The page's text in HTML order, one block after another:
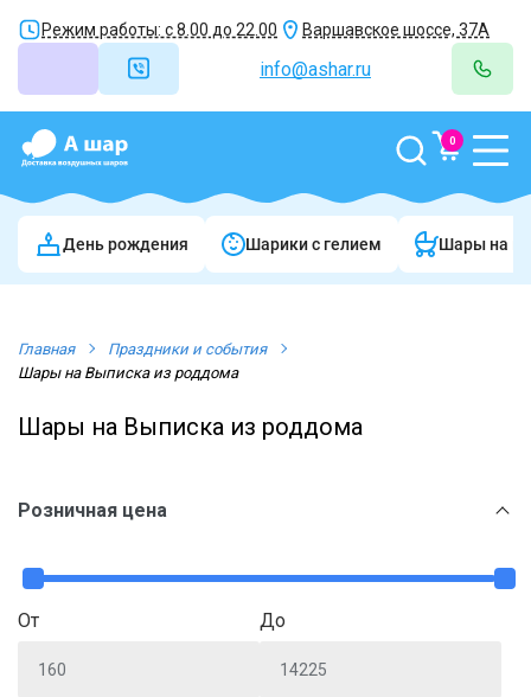
Режим работы: с 8.00 до 22.00 Варшавское шоссе, 37А
info@ashar.ru
0
День рождения Шарики c гелием Шары на
Главная
Праздники и события
Шары на Выписка из роддома
Шары на Выписка из роддома
Розничная цена
От До